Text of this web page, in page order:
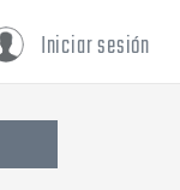
Iniciar sesión